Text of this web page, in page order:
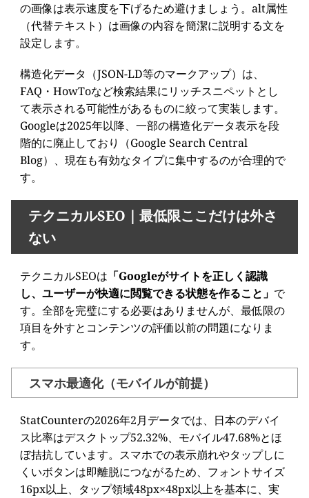
の画像は表示速度を下げるため避けましょう。alt属性
（代替テキスト）は画像の内容を簡潔に説明する文を
設定します。
構造化データ（JSON-LD等のマークアップ）は、
FAQ・HowToなど検索結果にリッチスニペットとし
て表示される可能性があるものに絞って実装します。
Googleは2025年以降、一部の構造化データ表示を段
階的に廃止しており（Google Search Central
Blog）、現在も有効なタイプに集中するのが合理的で
す。
テクニカルSEO｜最低限ここだけは外さ
ない
テクニカルSEOは 「Googleがサイトを正しく認識
し、ユーザーが快適に閲覧できる状態を作ること」 で
す。全部を完璧にする必要はありませんが、最低限の
項目を外すとコンテンツの評価以前の問題になりま
す。
スマホ最適化（モバイルが前提）
StatCounterの2026年2月データでは、日本のデバイ
ス比率はデスクトップ52.32%、モバイル47.68%とほ
ぼ拮抗しています。スマホでの表示崩れやタップしに
くいボタンは即離脱につながるため、フォントサイズ
16px以上、タップ領域48px×48px以上を基本に、実